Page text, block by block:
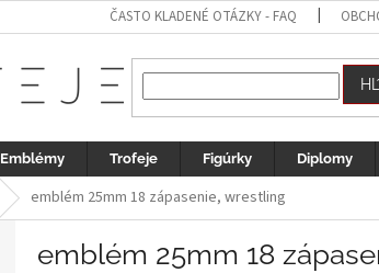
ČASTO KLADENÉ OTÁZKY - FAQ
Emblémy Trofeje Figúrky Diplomy
emblém 25mm 18 zápasenie, wrestling
emblém 25mm 18